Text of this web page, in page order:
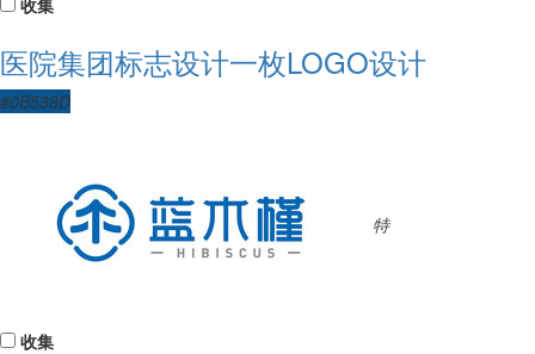
收集
医院集团标志设计一枚LOGO设计
#0B538D
特
收集